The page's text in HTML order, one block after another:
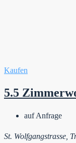
Kaufen
5.5
auf Anfrage
St. Wolfgangstrasse,